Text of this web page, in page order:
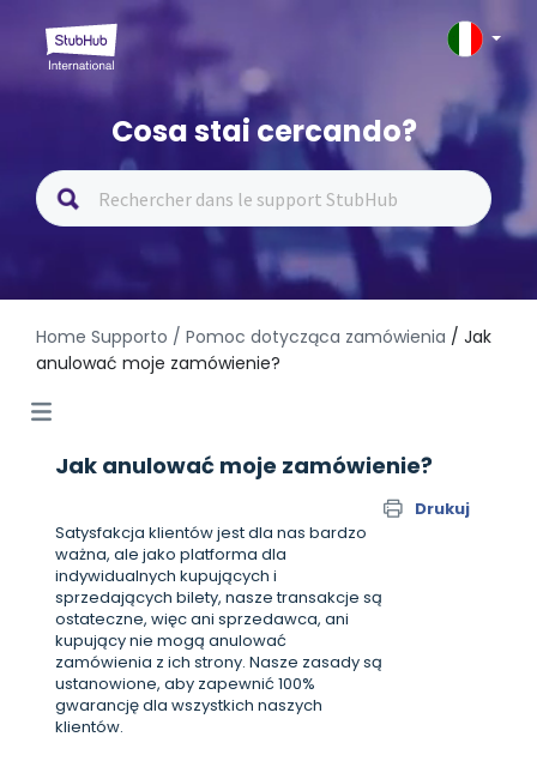
Cosa stai cercando?
Home Supporto / Pomoc dotycząca zamówienia / Jak
anulować moje zamówienie?
Jak anulować moje zamówienie?
Drukuj
Satysfakcja klientów jest dla nas bardzo
ważna, ale jako platforma dla
indywidualnych kupujących i
sprzedających bilety, nasze transakcje są
ostateczne, więc ani sprzedawca, ani
kupujący nie mogą anulować
zamówienia z ich strony. Nasze zasady są
ustanowione, aby zapewnić 100%
gwarancję dla wszystkich naszych
klientów.